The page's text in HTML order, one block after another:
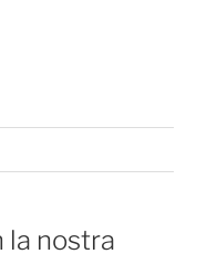
la nostra